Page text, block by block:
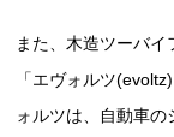
また、木造ツーバ
「エヴォルツ
ォルツは、自動車